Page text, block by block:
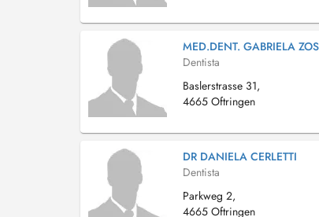
MED.DENT. GABRIELA
Dentista
Baslerstrasse 31,
4665 Oftringen
DR DANIELA CERLETTI
Dentista
Parkweg 2,
4665 Oftringen